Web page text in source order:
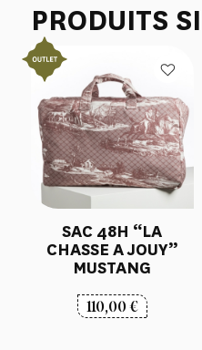
PRODUITS
SAC 48H “LA
CHASSE A JOUY”
MUSTANG
110,00€